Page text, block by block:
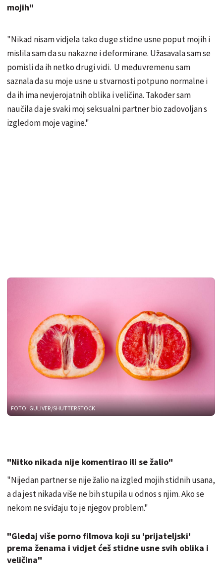
mojih"
"Nikad nisam vidjela tako duge stidne usne poput mojih i
mislila sam da su nakazne i deformirane. Užasavala sam se
pomisli da ih netko drugi vidi. U međuvremenu sam
saznala da su moje usne u stvarnosti potpuno normalne i
da ih ima nevjerojatnih oblika i veličina. Također sam
naučila da je svaki moj seksualni partner bio zadovoljan s
izgledom moje vagine."
FOTO: GULIVER/SHUTTERSTOCK
"Nitko nikada nije komentirao ili se žalio"
"Nijedan partner se nije žalio na izgled mojih stidnih usana,
a da jest nikada više ne bih stupila u odnos s njim. Ako se
nekom ne sviđaju to je njegov problem."
"Gledaj više porno filmova koji su 'prijateljski'
prema ženama i vidjet ćeš stidne usne svih oblika i
veličina"